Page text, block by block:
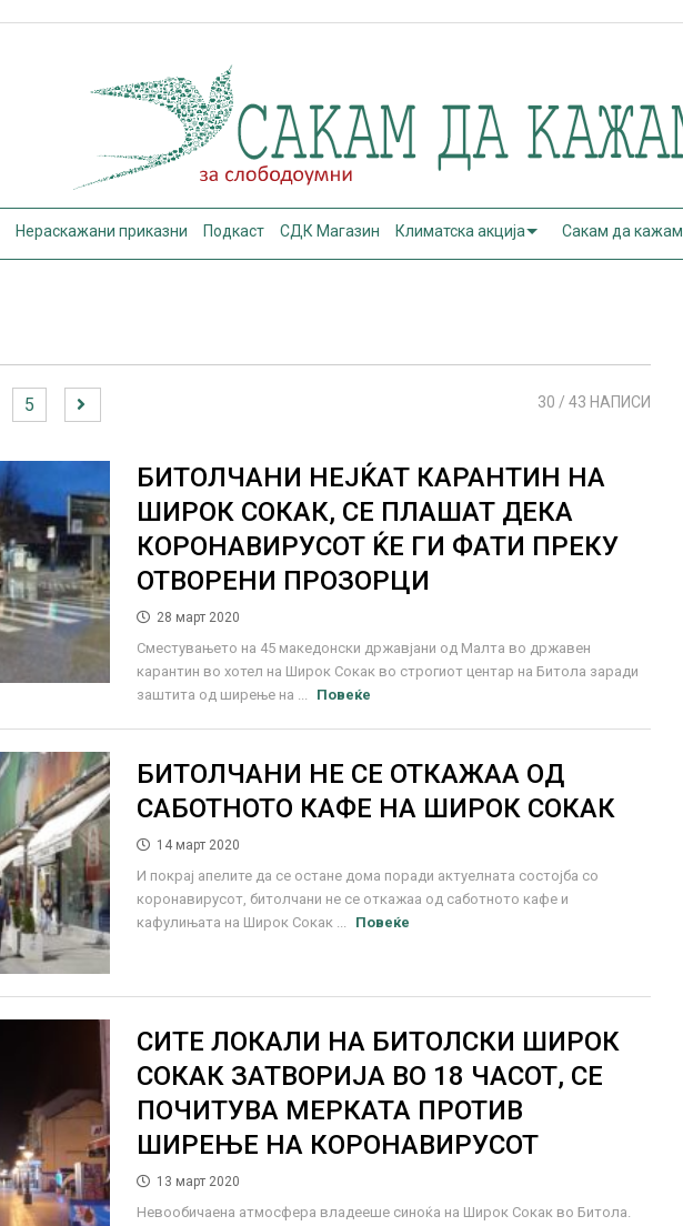
Нераскажани приказни Подкаст СДК Магазин Климатска акција Сакам да кажам
5 30 / 43 НАПИСИ
БИТОЛЧАНИ НЕЈЌАТ КАРАНТИН НА
ШИРОК СОКАК, СЕ ПЛАШАТ ДЕКА
КОРОНАВИРУСОТ ЌЕ ГИ ФАТИ ПРЕКУ
ОТВОРЕНИ ПРОЗОРЦИ
28 март 2020
Сместувањето на 45 македонски државјани од Малта во државен
карантин во хотел на Широк Сокак во строгиот центар на Битола заради
заштита од ширење на ...
Повеќе
БИТОЛЧАНИ НЕ СЕ ОТКАЖАА ОД
САБОТНОТО КАФЕ НА ШИРОК СОКАК
14 март 2020
И покрај апелите да се остане дома поради актуелната состојба со
коронавирусот, битолчани не се откажаа од саботното кафе и
кафулињата на Широк Сокак ...
Повеќе
СИТЕ ЛОКАЛИ НА БИТОЛСКИ ШИРОК
СОКАК ЗАТВОРИЈА ВО 18 ЧАСОТ, СЕ
ПОЧИТУВА МЕРКАТА ПРОТИВ
ШИРЕЊЕ НА КОРОНАВИРУСОТ
13 март 2020
Невообичаена атмосфера владееше синоќа на Широк Сокак во Битола.